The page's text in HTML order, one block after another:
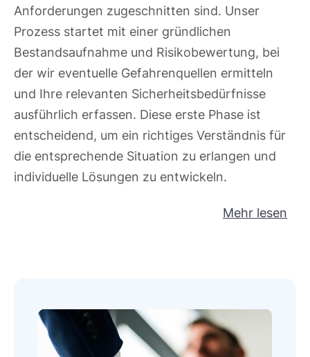
Anforderungen zugeschnitten sind. Unser
Prozess startet mit einer gründlichen
Bestandsaufnahme und Risikobewertung, bei
der wir eventuelle Gefahrenquellen ermitteln
und Ihre relevanten Sicherheitsbedürfnisse
ausführlich erfassen. Diese erste Phase ist
entscheidend, um ein richtiges Verständnis für
die entsprechende Situation zu erlangen und
individuelle Lösungen zu entwickeln.
Mehr lesen